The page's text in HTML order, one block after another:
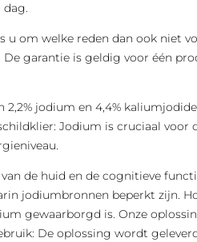
dag.
u om welke reden dan ook niet
garantie is geldig voor één
jodium en 4,4%
Jodium is cruciaal voor
de huid en de cognitieve
jodiumbronnen beperkt zijn.
gewaarborgd is. Onze
De oplossing wordt